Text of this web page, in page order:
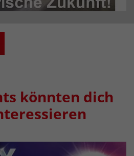
könnten dich